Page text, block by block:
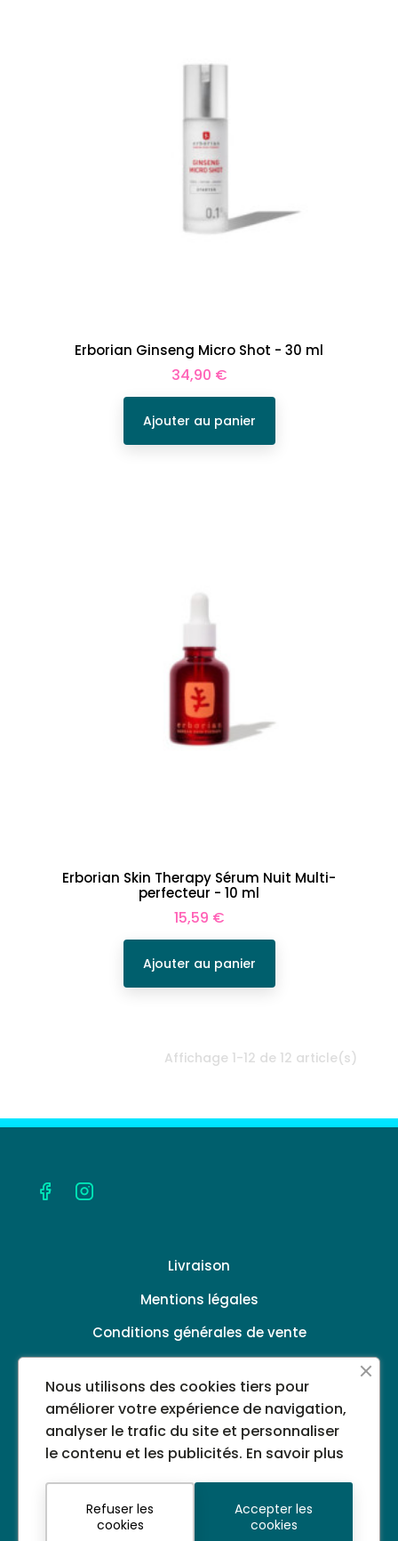
Erborian Ginseng Micro Shot - 30 ml
Prix
34,90 €
Ajouter au panier
Erborian Skin Therapy Sérum Nuit Multi-
perfecteur - 10 ml
Prix
15,59 €
Ajouter au panier
Affichage 1-12 de 12 article(s)
Livraison
Mentions légales
Conditions générales de vente
A propos
©2024 PHARMACIE DU CASINO - Tous droits
réservés - Images non libres de droits
Télephone : 04 93 69 15 99
Nous utilisons des cookies tiers pour
améliorer votre expérience de navigation,
analyser le trafic du site et personnaliser
le contenu et les publicités. En savoir plus
Accepter les
cookies
Refuser les
cookies